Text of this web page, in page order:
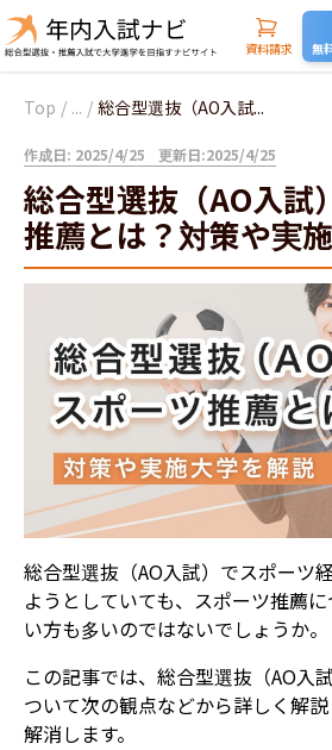
資料請求 無
Top / ... / 総合型選抜（AO入試...
作成日: 2025/4/25 更新日:2025/4/25
総合型選抜（AO入試
推薦とは？対策や実
総合型選抜（AO入試）でスポーツ
ようとしていても、スポーツ推薦
い方も多いのではないでしょうか。
この記事では、総合型選抜（AO入
ついて次の観点などから詳しく解
解消します。